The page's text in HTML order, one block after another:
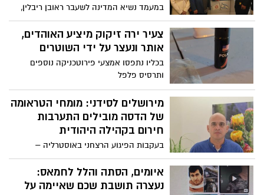
במעמד נשיא המדינה לשעבר ראובן ריבלין,
נחנך תחילת הפעלתה של ניידת מד״א ייעודית
שתשמש את הסיורים הרפואיים של עיריית
ירושלים ומד''א למען דרי הרחוב. המהלך
שמפעילה העירייה עבור דרי הרחוב
צעיר ירה זיקוק מיציע האוהדים,
אותר ונעצר על ידי השוטרים
בכליו נתפסו אמצעי פירוטכניקה נוספים
ותרסיס פלפל
מירושלים לסידני: מומחי הטראומה
של הדסה מובילים התערבות
חירום בקהילה היהודית
בעקבות הפיגוע הרצחני באוסטרליה –
פסיכולוגים מהדסה החלו בהובלת תוכנית
Crisis Intervention, בהדרכת מטפלים, רופאי
משפחה ואנשי קהילה להתמודדות עם
איומים, הסתה והלל לחמאס:
נעצרה תושבת שכם שאיימה על